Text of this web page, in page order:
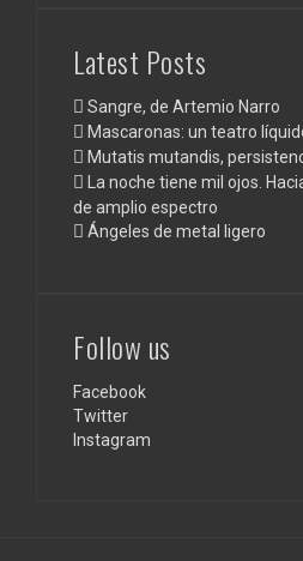
Latest Posts
Sangre, de Artemio Narro
Mascaronas: un teatro
Mutatis mutandis,
La noche tiene mil ojos.
de amplio espectro
Ángeles de metal ligero
Follow us
Facebook
Twitter
Instagram